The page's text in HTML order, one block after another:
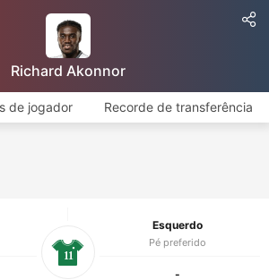
Richard Akonnor
de jogador Recorde de transferência
Esquerdo
Pé preferido
-
11